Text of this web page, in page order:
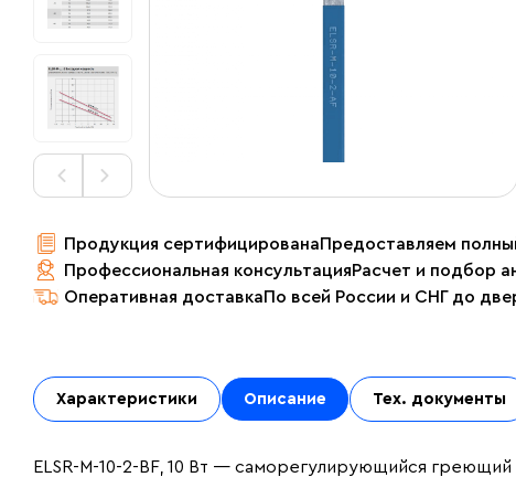
Продукция сертифицированаПредоставляем
Профессиональная консультацияРасчет и подбор
Оперативная доставкаПо всей России и СНГ до
Характеристики Описание Тех. документы
ELSR-M-10-2-BF, 10 Вт — саморегулирующийся